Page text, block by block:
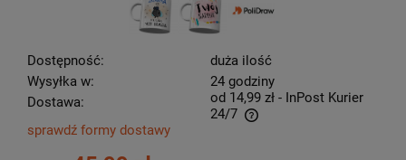
Dostępność:
duża ilość
Wysyłka w:
24 godziny
Dostawa:
od 14,99 zł - InPost Kurier
24/7
Cena nie zawiera ewentualnych kosztów płatności
sprawdź formy dostawy